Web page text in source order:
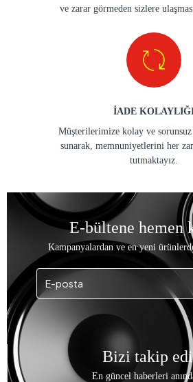
ve zarar görmeden sizlere
İADE
Müşterilerimize kolay ve
sunarak, memnuniyetlerini her
tutmaktayız.
E-bültene hemen
Kampanyalardan ve en yeni
Bizi takip
En güncel haberleri